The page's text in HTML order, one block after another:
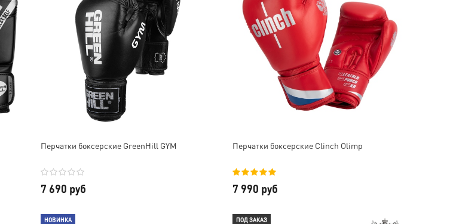
Перчатки боксерские GreenHill GYM
7 690 руб
Перчатки боксерские Clinch Olimp
7 990 руб
НОВИНКА
ПОД ЗАКАЗ